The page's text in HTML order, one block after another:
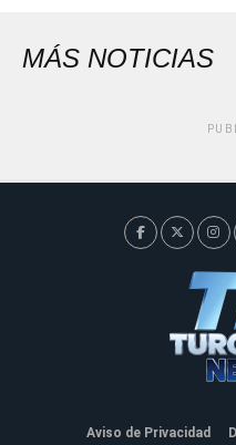
MÁS NOTICIAS
Aviso de Privacidad